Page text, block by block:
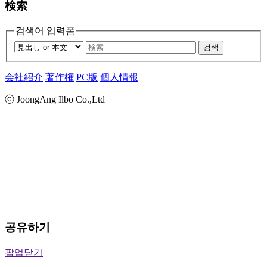
検索
검색어 입력폼
검색
会社紹介 著作権 PC版 個人情報
ⓒ JoongAng Ilbo Co.,Ltd
공유하기
팝업닫기